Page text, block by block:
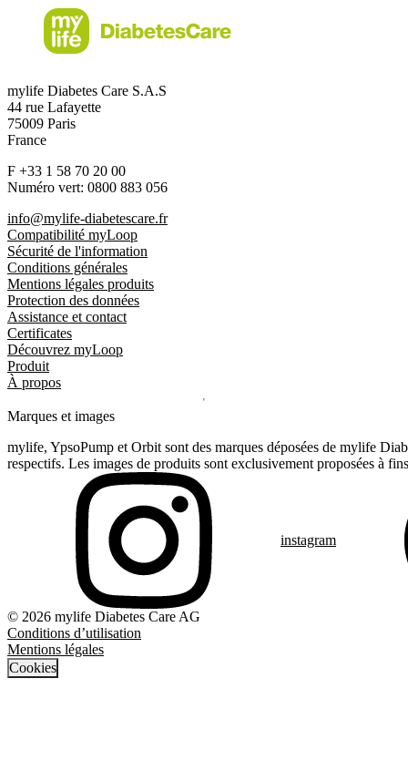
mylife Diabetes Care S.A.S
44 rue Lafayette
75009 Paris
France
F +33 1 58 70 20 00
Numéro vert: 0800 883 056
info@mylife-diabetescare.fr
Compatibilité myLoop
Sécurité de l'information
Conditions générales
Mentions légales produits
Protection des données
Assistance et contact
Certificates
Découvrez myLoop
Produit
À propos
Marques et images
mylife, YpsoPump et Orbit sont des marques déposées de mylife
respectifs. Les images de produits sont exclusivement proposées à
instagram
© 2026 mylife Diabetes Care AG
Conditions d’utilisation
Mentions légales
Cookies